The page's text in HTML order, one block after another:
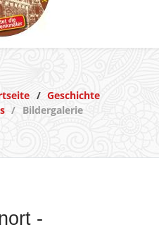
Geschichte
Bildergalerie
-